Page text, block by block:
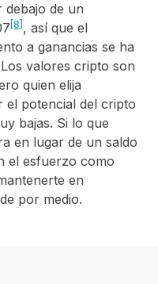
de un
[8] , así que el
a ganancias se ha
valores cripto son
quien elija
el potencial del cripto
bajas. Si lo que
en lugar de un saldo
el esfuerzo como
en
por medio.